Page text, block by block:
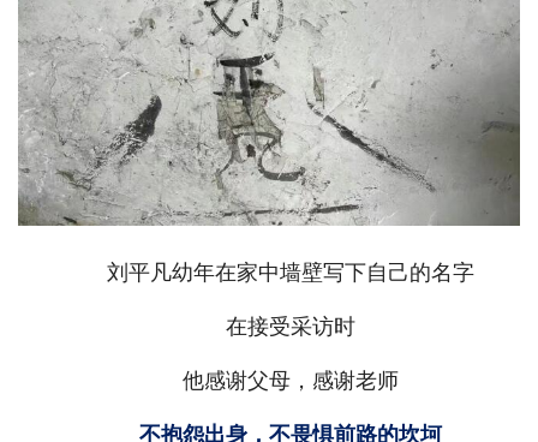
刘平凡幼年在家中墙壁写下自己的名字
在接受采访时
他感谢父母，感谢老师
不抱怨出身，不畏惧前路的坎坷